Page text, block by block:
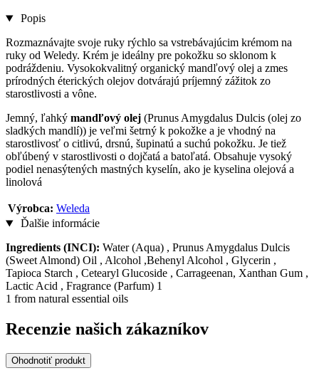
Popis
Rozmaznávajte svoje ruky rýchlo sa vstrebávajúcim krémom na
ruky od Weledy. Krém je ideálny pre pokožku so sklonom k
podráždeniu. Vysokokvalitný organický mandľový olej a zmes
prírodných éterických olejov dotvárajú príjemný zážitok zo
starostlivosti a vône.
Jemný, ľahký mandľový olej (Prunus Amygdalus Dulcis (olej zo
sladkých mandlí)) je veľmi šetrný k pokožke a je vhodný na
starostlivosť o citlivú, drsnú, šupinatú a suchú pokožku. Je tiež
obľúbený v starostlivosti o dojčatá a batoľatá. Obsahuje vysoký
podiel nenasýtených mastných kyselín, ako je kyselina olejová a
linolová
Výrobca: Weleda
Ďalšie informácie
Ingredients (INCI): Water (Aqua) , Prunus Amygdalus Dulcis
(Sweet Almond) Oil , Alcohol ,Behenyl Alcohol , Glycerin ,
Tapioca Starch , Cetearyl Glucoside , Carrageenan, Xanthan Gum ,
Lactic Acid , Fragrance (Parfum) 1
1 from natural essential oils
Recenzie našich zákazníkov
Ohodnotiť produkt